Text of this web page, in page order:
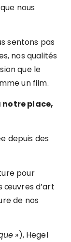
nous
sentons pas
nos qualités
que le
un film.
notre place,
depuis des
pour
œuvres d’art
de nos
»), Hegel